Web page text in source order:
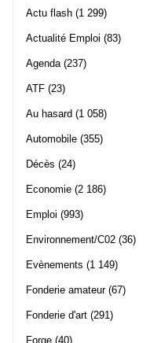
Actu flash (1 299)
Actualité Emploi (83)
Agenda (237)
ATF (23)
Au hasard (1 058)
Automobile (355)
Décès (24)
Economie (2 186)
Emploi (993)
Environnement/C02 (36)
Evènements (1 149)
Fonderie amateur(67)
Fonderie d'art (291)
Forge (40)